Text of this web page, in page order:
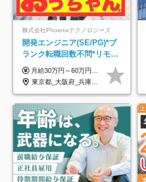
株式会社Phoenixテクノロジーズ
開発エンジニア(SE/PG)*ブ
ランク転職回数不問*リモー
ト案件多数*残業ほぼ0*通院
のための半休制度あり
月給30万円～60万円+住宅手当+職能手当+役職手当+決算賞与+報奨金 ※経験・能力を考慮し、優遇します ※給与には20時間分のみなし時間外手当(3万7000円以上)を含みます(超過時間分は別途追加支給) ※試用期間3～6ヵ月あり(その間の給与、待遇に差異なし) ※場合によって契約社員での採用の可能性あり(面接時に応相談)
東京都_大阪府_兵庫県_京都府_福岡県